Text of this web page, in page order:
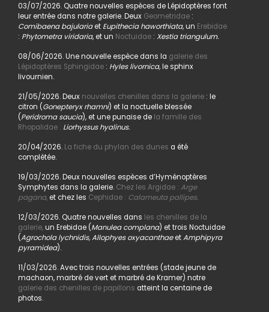
03/07/2026. Quatre nouvelles espèces de Lépidoptères font
leur entrée dans notre galerie. Deux Geometridae:
Comibaena bajulariaet Eupithecia haworthiata,un Erebidae
: Phytometra viridaria, et un Noctuidae: Xestia triangulum.
08/06/2026. Une nouvelle espèce dans la galerie des
Lépidoptères Sphingidae: Hyles livornica,le sphinx
livournien.
21/05/2026. Deux nouvelles chenilles dans la galerie : le
citron (Gonepteryx rhamni) et la noctuelle blessée
(Peridroma saucia), et une punaise dela famille des
Rhopalidae : Liorhyssus hyalinus.
20/04/2026. La fiche du phylan des dunes a été
complétée.
19/03/2026. Deux nouvelles espèces d’Hyménoptères
Symphytes dans la galerie. Chez les Argidae : Arge
pagana,et chez les Cephidae : Calameuta pallipes.
12/03/2026. Quatre nouvelles dans les chenilles de la
galerie,un Erebidae (Manulea complana) et trois Noctuidae
(Agrochola lychnidis, Allophyes oxyacanthaeetAmphipyra
pyramidea).
11/03/2026. Avec trois nouvelles entrées (stade jeune de
machaon, marbré de vert et marbré de Kramer) notre
galerie des chenilles de papillons atteint la centaine de
photos.